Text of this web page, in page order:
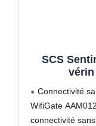
SCS
vérin
clignotant
Long. 4
Connectivité
WifiGate
connectivité